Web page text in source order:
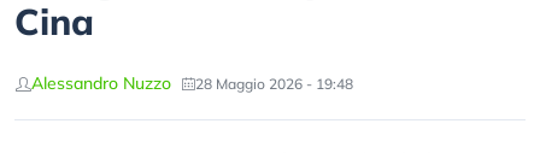
Cina
Alessandro Nuzzo 28 Maggio 2026 - 19:48